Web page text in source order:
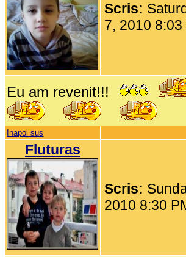
Scris:
7, 2010 8:03
Eu am revenit!!!
Inapoi sus
Fluturas
Scris:
2010 8:30